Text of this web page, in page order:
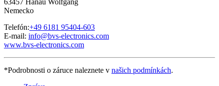
Nemecko
Telefón:+49 6181 95404-603
E-mail: info@bvs-electronics.com
www.bvs-electronics.com
*Podrobnosti o záruce naleznete v našich podmínkách.